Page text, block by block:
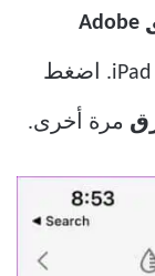
تطبيق Adobe
على جهاز iPhone و iPad. اضغط
مرة أخرى.